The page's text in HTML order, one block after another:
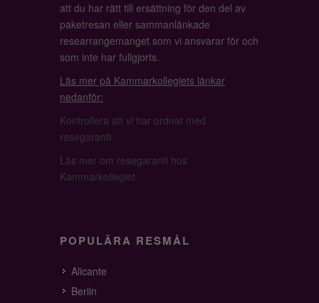
att du har rätt till ersättning för den del av
paketresan eller sammanlänkade
researrangemanget som vi ansvarar för och
som inte har fullgjorts.
Läs mer på Kammarkollegiets länkar
nedanför:
Kontrollera att vi har ordnat med
resegaranti
Läs mer om resegaranti hos
Kammarkollegiet
POPULÄRA RESMÅL
Alicante
Berlin